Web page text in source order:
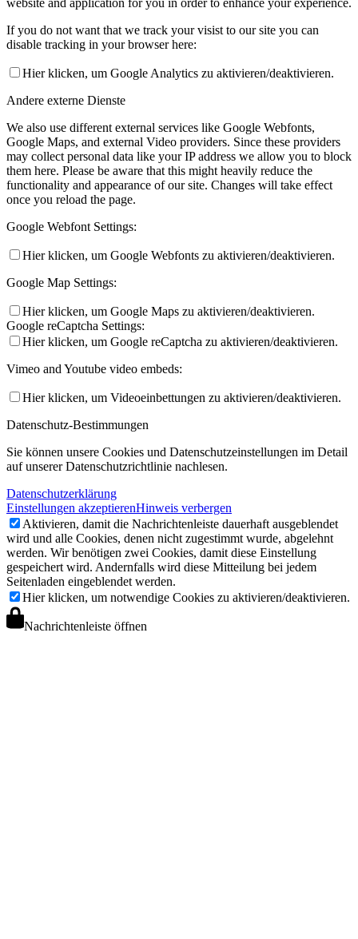
website and application for you in order to enhance your experience.
If you do not want that we track your visist to our site you can
disable tracking in your browser here:
Hier klicken, um Google Analytics zu aktivieren/deaktivieren.
Andere externe Dienste
We also use different external services like Google Webfonts,
Google Maps, and external Video providers. Since these providers
may collect personal data like your IP address we allow you to block
them here. Please be aware that this might heavily reduce the
functionality and appearance of our site. Changes will take effect
once you reload the page.
Google Webfont Settings:
Hier klicken, um Google Webfonts zu aktivieren/deaktivieren.
Google Map Settings:
Hier klicken, um Google Maps zu aktivieren/deaktivieren.
Google reCaptcha Settings:
Hier klicken, um Google reCaptcha zu aktivieren/deaktivieren.
Vimeo and Youtube video embeds:
Hier klicken, um Videoeinbettungen zu aktivieren/deaktivieren.
Datenschutz-Bestimmungen
Sie können unsere Cookies und Datenschutzeinstellungen im Detail
auf unserer Datenschutzrichtlinie nachlesen.
Datenschutzerklärung
Einstellungen akzeptierenHinweis verbergen
Aktivieren, damit die Nachrichtenleiste dauerhaft ausgeblendet
wird und alle Cookies, denen nicht zugestimmt wurde, abgelehnt
werden. Wir benötigen zwei Cookies, damit diese Einstellung
gespeichert wird. Andernfalls wird diese Mitteilung bei jedem
Seitenladen eingeblendet werden.
Hier klicken, um notwendige Cookies zu aktivieren/deaktivieren.
Nachrichtenleiste öffnen